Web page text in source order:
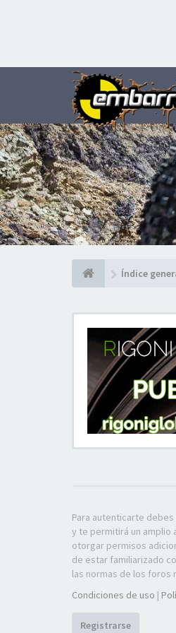
Índice
Para autenticarte
y te permitirá un amplio
otorgar permisos
de estar familiarizado
las normas de los foros
Condiciones de uso |
Registrarse